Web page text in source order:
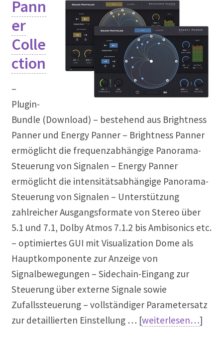
Pann
er
Colle
ction
–
Plugin-
Bundle (Download) – bestehend aus Brightness
Panner und Energy Panner – Brightness Panner
ermöglicht die frequenzabhängige Panorama-
Steuerung von Signalen – Energy Panner
ermöglicht die intensitätsabhängige Panorama-
Steuerung von Signalen – Unterstützung
zahlreicher Ausgangsformate von Stereo über
5.1 und 7.1, Dolby Atmos 7.1.2 bis Ambisonics etc.
– optimiertes GUI mit Visualization Dome als
Hauptkomponente zur Anzeige von
Signalbewegungen – Sidechain-Eingang zur
Steuerung über externe Signale sowie
Zufallssteuerung – vollständiger Parametersatz
zur detaillierten Einstellung … [weiterlesen…]